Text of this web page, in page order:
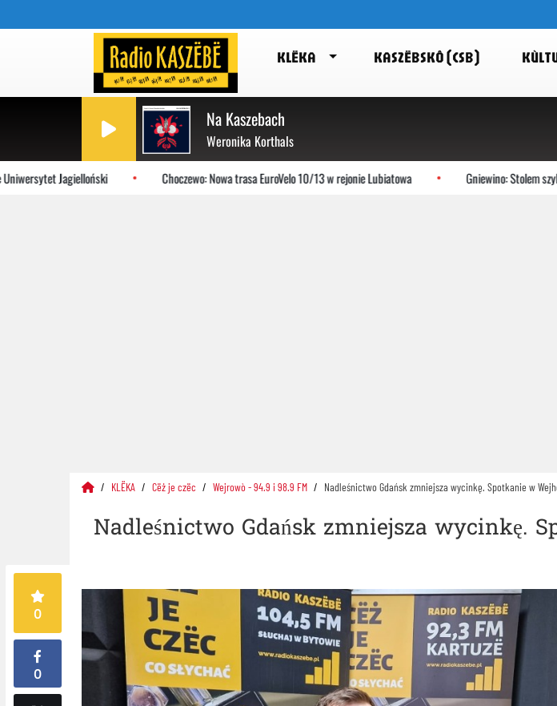
KLËKA KASZËBSKÔ (CSB)
Na Kaszebach
Weronika Korthals
Jagielloński Choczewo: Nowa trasa EuroVelo 10/13 w rejonie Lubiatowa Gniewino: Stolem szykuje
KLËKA Cëż je czëc Wejrowò - 94.9 i 98.9 FM Nadleśnictwo Gdańsk zmniejsza wycinkę. Spotkanie w
Nadleśnictwo Gdańsk zmniejsza wycinkę.
0
0